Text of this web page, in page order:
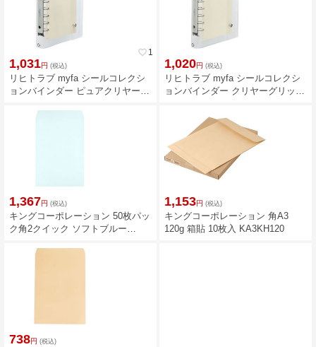
favorite_border 1
1,031円 (税込)
リヒトラブ myfa シールコレクシ
ョンバインダー ピュアクリヤー
1,020円 (税込)
リヒトラブ myfa シールコレクシ
ョンバインダー クリヤーグリッタ
1,367円 (税込)
キングコーポレーション 50枚パッ
ク角2クイック ソフトブルー
1,153円 (税込)
キングコーポレーション 角A3
120g 箱貼 10枚入 KA3KH120
738円 (税込)